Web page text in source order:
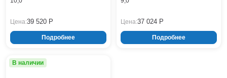
Цена:39 520 Р
Подробнее
Цена:37 024 Р
Подробнее
В наличии